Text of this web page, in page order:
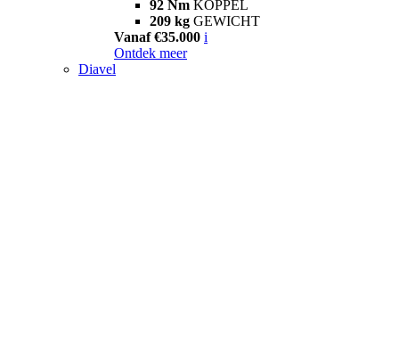
92 Nm KOPPEL
209 kg GEWICHT
Vanaf €35.000 i
Ontdek meer
Diavel